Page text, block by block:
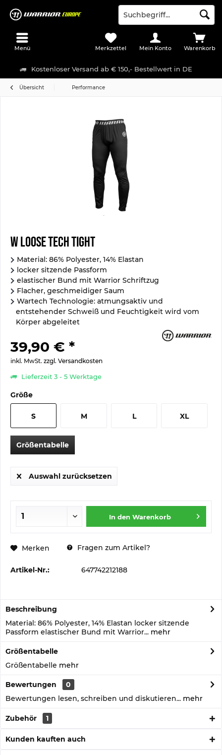
Kostenloser Versand ab € 150,- Bestellwert in DE
Menü Warenkorb
Merkzettel Mein Konto
Übersicht Performance
W Loose Tech Tight
Material: 86% Polyester, 14% Elastan
locker sitzende Passform
elastischer Bund mit Warrior Schriftzug
Flacher, geschmeidiger Saum
Wartech Technologie: atmungsaktiv und
entstehender Schweiß und Feuchtigkeit wird vom
Körper abgeleitet
39,90 € *
inkl. MwSt. zzgl. Versandkosten
Lieferzeit 3 - 5 Werktage
Größe
S M L XL
Größentabelle
Auswahl zurücksetzen
In den Warenkorb
Merken Fragen zum Artikel?
Artikel-Nr.: 647742212188
Beschreibung
Material: 86% Polyester, 14% Elastan locker sitzende
Passform elastischer Bund mit Warrior... mehr
Größentabelle
Größentabelle mehr
Bewertungen
0
Bewertungen lesen, schreiben und diskutieren... mehr
Zubehör 1
Kunden kauften auch